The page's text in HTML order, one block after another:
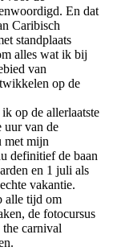
En dat
Caribisch
standplaats
alles wat ik bij
van
op de
op de allerlaatste
uur van de
met mijn
definitief de baan
en 1 juli als
vakantie.
alle tijd om
de fotocursus
carnival